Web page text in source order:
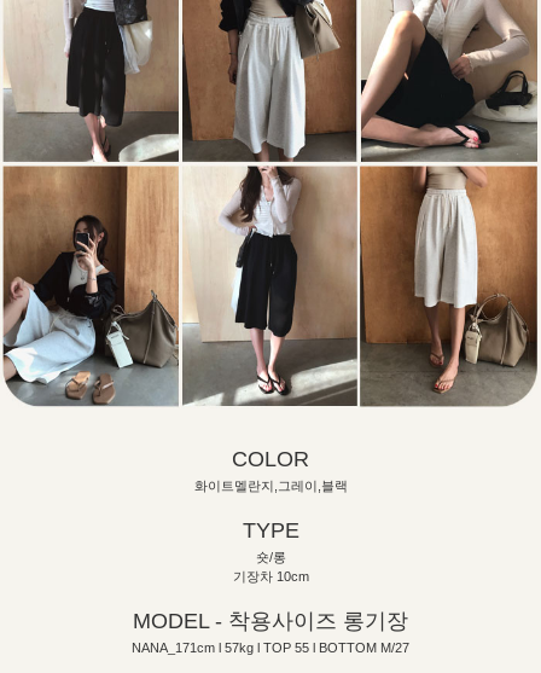
COLOR
화이트멜란지,그레이,블랙
TYPE
숏/롱
기장차 10cm
MODEL - 착용사이즈 롱기장
NANA_171cm l 57kg l TOP 55 l BOTTOM M/27